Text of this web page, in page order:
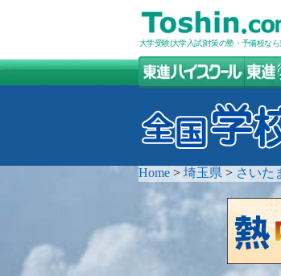
大学受験(大学入試)対策の塾・予備校なら
Home > 埼玉県 > さいた